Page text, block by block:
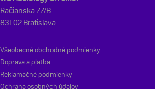
Račianska 77/B
831 02 Bratislava
Všeobecné obchodné podmienky
Doprava a platba
Reklamačné podmienky
Ochrana osobných údajov